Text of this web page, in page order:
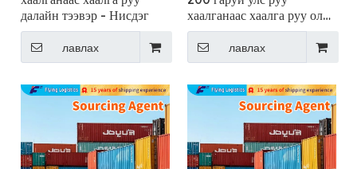
далайн тээвэр - Нисдэг
лавлах
хаалганаас хаалга руу олон
улсын агаарын тээвэрлэлт
- Нисдэглавлах